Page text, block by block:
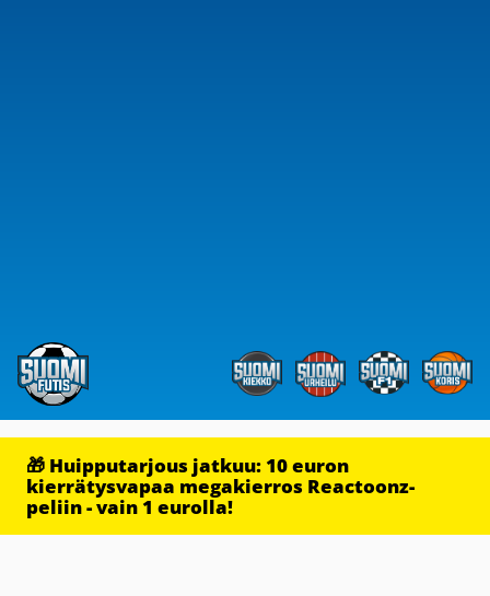
🎁 Huipputarjous jatkuu: 10 euron
kierrätysvapaa megakierros Reactoonz-
peliin - vain 1 eurolla!